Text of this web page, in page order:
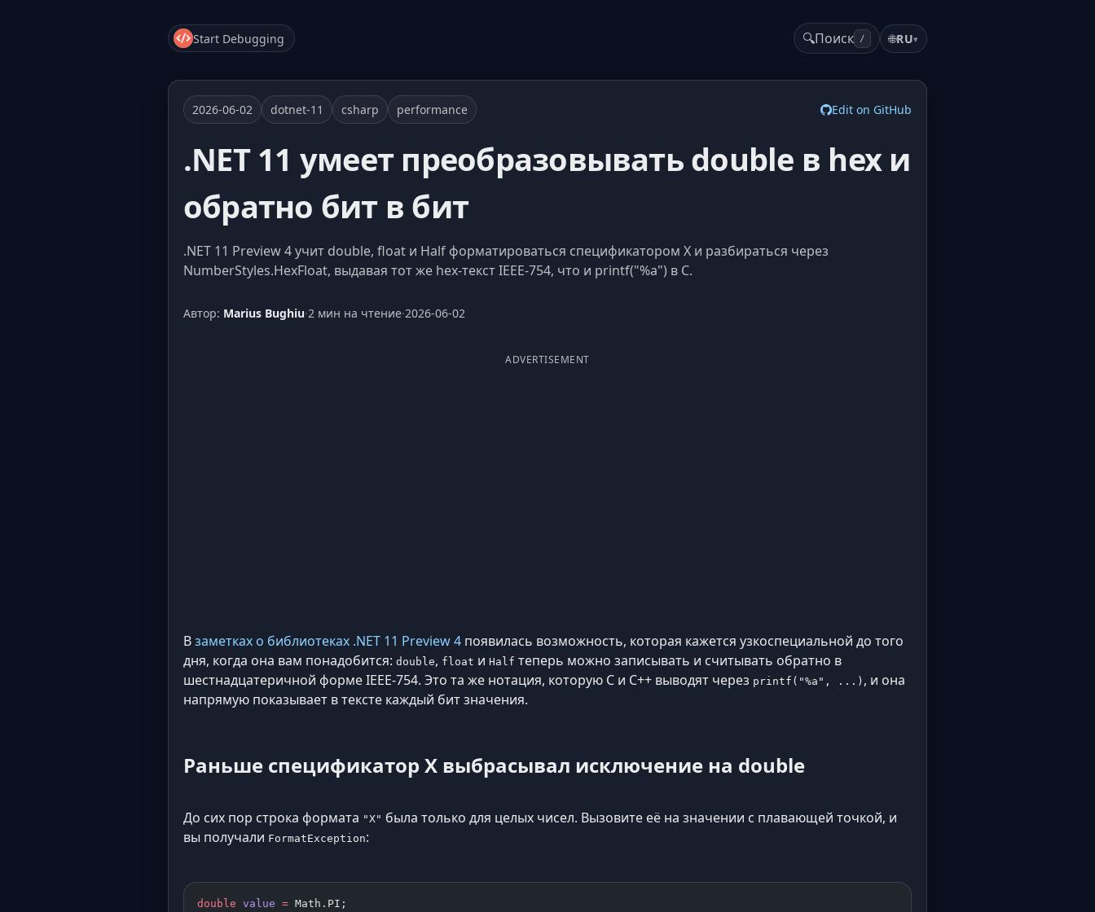
Start Debugging 🔍Поиск / 🌐RU▾
2026-06-02 dotnet-11 csharp performance Edit on GitHub
.NET 11 умеет преобразовывать double в hex и
обратно бит в бит
.NET 11 Preview 4 учит double, float и Half форматироваться спецификатором X и разбираться через
NumberStyles.HexFloat, выдавая тот же hex-текст IEEE-754, что и printf("%a") в C.
Автор: Marius Bughiu·2 мин на чтение·2026-06-02
ADVERTISEMENT
Взаметках о библиотеках .NET 11 Preview 4 появилась возможность, которая кажется узкоспециальной до того
дня, когда она вам понадобится: double, float и Half теперь можно записывать и считывать обратно в
шестнадцатеричной форме IEEE-754. Это та же нотация, которую C и C++ выводят через printf("%a", ...) , и она
напрямую показывает в тексте каждый бит значения.
Раньше спецификатор X выбрасывал исключение на double
До сих пор строка формата "X" была только для целых чисел. Вызовите её на значении с плавающей точкой, и
вы получали FormatException:
double value = Math.PI;